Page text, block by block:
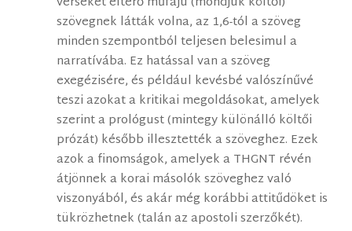
szövegnek látták volna, az 1,6-tól a szöveg
minden szempontból teljesen belesimul a
narratívába. Ez hatással van a szöveg
exegézisére, és például kevésbé valószínűvé
teszi azokat a kritikai megoldásokat, amelyek
szerint a prológust (mintegy különálló költői
prózát) később illesztették a szöveghez. Ezek
azok a finomságok, amelyek a THGNT révén
átjönnek a korai másolók szöveghez való
viszonyából, és akár még korábbi attitűdöket is
tükrözhetnek (talán az apostoli szerzőkét).